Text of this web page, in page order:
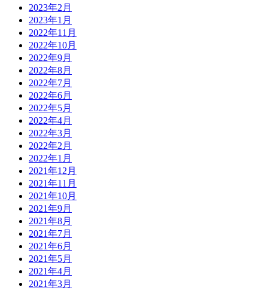
2023年2月
2023年1月
2022年11月
2022年10月
2022年9月
2022年8月
2022年7月
2022年6月
2022年5月
2022年4月
2022年3月
2022年2月
2022年1月
2021年12月
2021年11月
2021年10月
2021年9月
2021年8月
2021年7月
2021年6月
2021年5月
2021年4月
2021年3月